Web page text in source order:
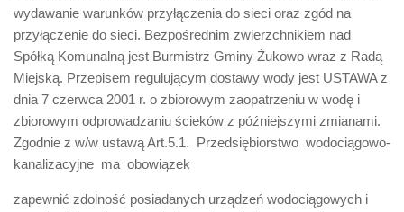
wydawanie warunków przyłączenia do sieci oraz zgód na
przyłączenie do sieci. Bezpośrednim zwierzchnikiem nad
Spółką Komunalną jest Burmistrz Gminy Żukowo wraz z Radą
Miejską. Przepisem regulującym dostawy wody jest USTAWA z
dnia 7 czerwca 2001 r. o zbiorowym zaopatrzeniu w wodę i
zbiorowym odprowadzaniu ścieków z późniejszymi zmianami.
Zgodnie z w/w ustawą Art.5.1. Przedsiębiorstwo wodociągowo-
kanalizacyjne ma obowiązek
zapewnić zdolność posiadanych urządzeń wodociągowych i